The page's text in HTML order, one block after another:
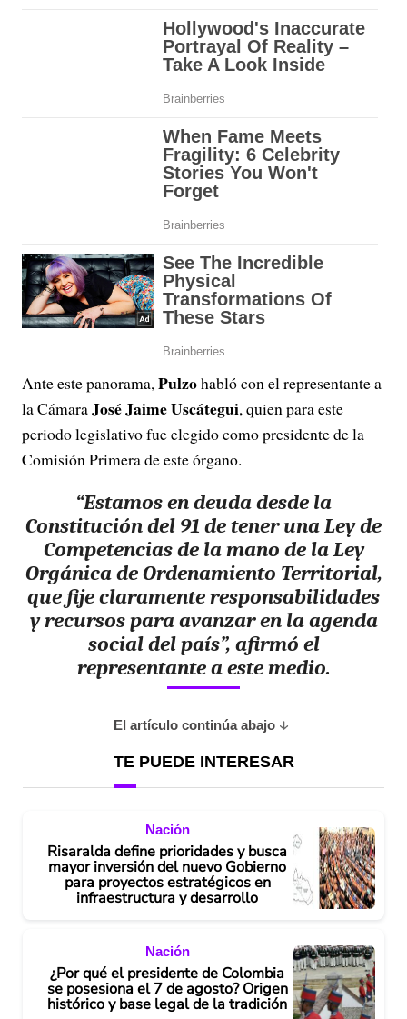
Ante este panorama,Pulzohabló con el representante a
la CámaraJosé Jaime Uscátegui, quien para este
periodo legislativo fue elegido como presidente de la
Comisión Primera de este órgano.
“Estamos en deuda desde la
Constitución del 91 de tener una Ley de
Competencias de la mano de la Ley
Orgánica de Ordenamiento Territorial,
que fije claramente responsabilidades
y recursos para avanzar en la agenda
social del país”, afirmó el
representante a este medio.
El artículo continúa abajo
TE PUEDE INTERESAR
Nación
Risaralda define prioridades y busca
mayor inversión del nuevo Gobierno
para proyectos estratégicos en
infraestructura y desarrollo
Nación
¿Por qué el presidente de Colombia
se posesiona el 7 de agosto? Origen
histórico y base legal de la tradición